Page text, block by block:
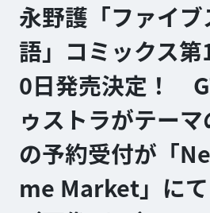
永野護「ファイ
語」コミックス
0日発売決定！
ゥストラがテー
の予約受付が「
me Market」に